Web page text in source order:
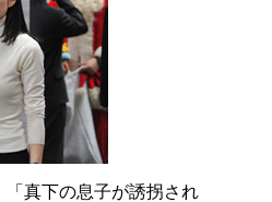
真下の息子が誘拐され